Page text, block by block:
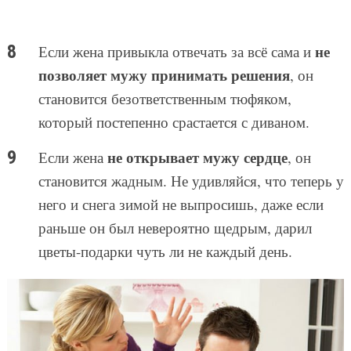
Если жена привыкла отвечать за всё сама и не
позволяет мужу принимать решения, он
становится безответственным тюфяком,
который постепенно срастается с диваном.
Если жена не открывает мужу сердце, он
становится жадным. Не удивляйся, что теперь у
него и снега зимой не выпросишь, даже если
раньше он был невероятно щедрым, дарил
цветы-подарки чуть ли не каждый день.